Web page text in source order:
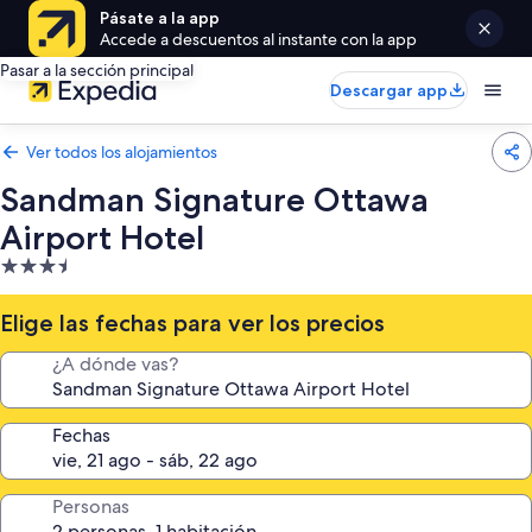
Pásate a la app
Accede a descuentos al instante con la app
Pasar a la sección principal
Descargar app
Ver todos los alojamientos
Sandman Signature Ottawa
Airport Hotel
Alojamiento
de
3.5 estrellas
Elige las fechas para ver los precios
¿A dónde vas?
Fechas
Personas